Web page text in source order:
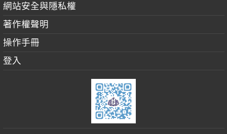
網站安全與隱私權
著作權聲明
操作手冊
登入